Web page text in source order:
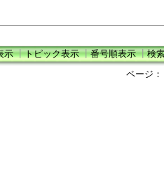
示┃トピック表示┃番号順表示┃検
ページ：